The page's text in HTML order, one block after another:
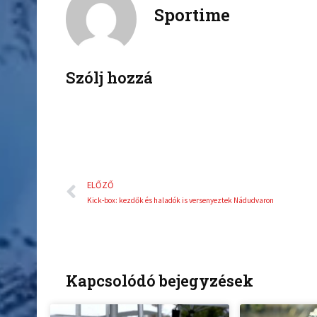
b
Sportime
Szólj hozzá
Előző
ELŐZŐ
Kick-box: kezdők és haladók is versenyeztek Nádudvaron
Kapcsolódó bejegyzések